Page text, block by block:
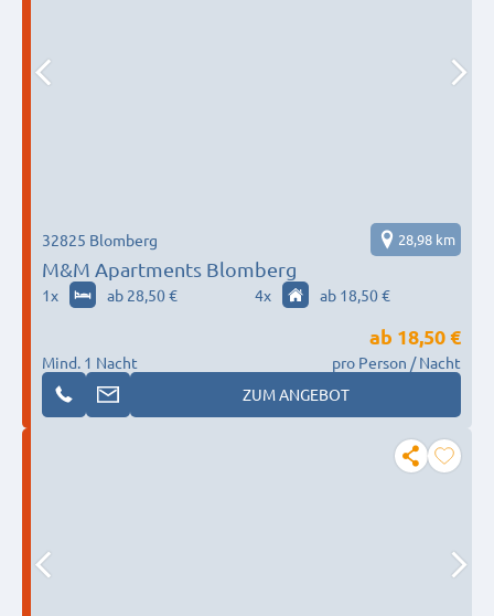
M&M Apartments Blomberg
32825 Blomberg 28,98 km
1x ab 28,50 € 4x ab 18,50 €
Mind. 1 Nacht
ab 18,50 €
pro Person / Nacht
ZUM ANGEBOT